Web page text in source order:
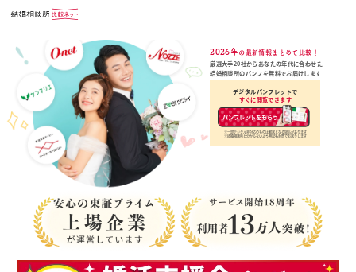
2026年 の最新情報まとめて比較！
厳選大手20社からあなたの年代に合わせた
結婚相談所のパンフを無料でお届けします
デジタルパンフレットで
すぐに閲覧できます
パンフレットをもらう
※一部デジタル非対応のものは郵送となる場合があります
※結婚相談所と分からないよう無記名封筒でお送りします